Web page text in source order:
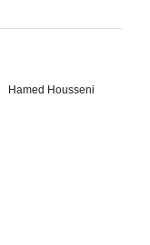
Hamed Housseni